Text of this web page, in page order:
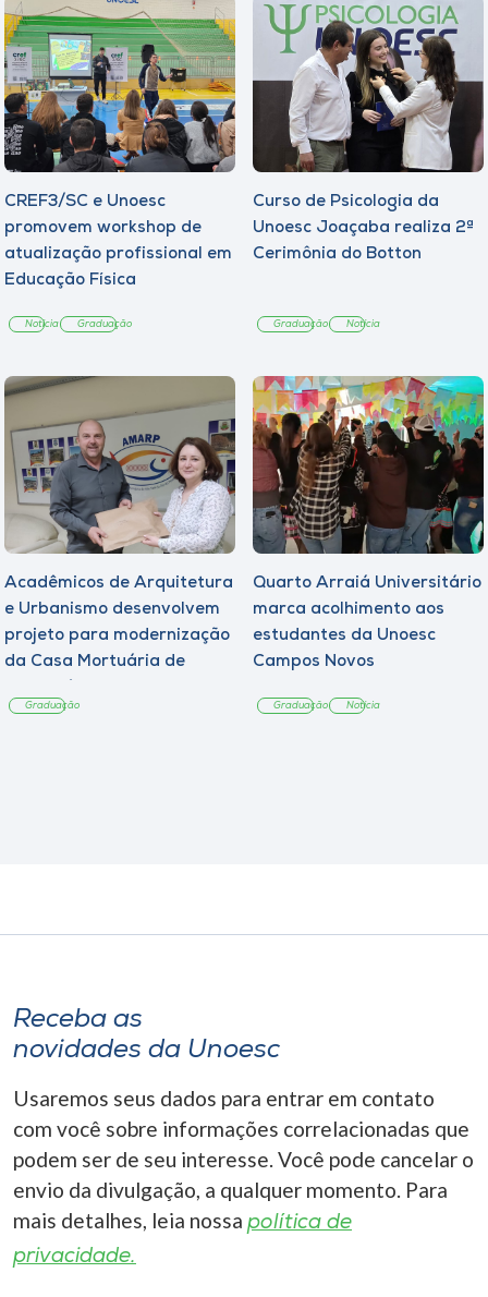
CREF3/SC e Unoesc
promovem workshop de
atualização profissional em
Educação Física
Notícia Graduação
Curso de Psicologia da
Unoesc Joaçaba realiza 2ª
Cerimônia do Botton
Graduação Notícia
Acadêmicos de Arquitetura
e Urbanismo desenvolvem
projeto para modernização
da Casa Mortuária de
Graduação
Quarto Arraiá Universitário
marca acolhimento aos
estudantes da Unoesc
Campos Novos
Graduação Notícia
Receba as
novidades da Unoesc
Usaremos seus dados para entrar em contato
com você sobre informações correlacionadas que
podem ser de seu interesse. Você pode cancelar o
envio da divulgação, a qualquer momento. Para
mais detalhes, leia nossa política de
privacidade.